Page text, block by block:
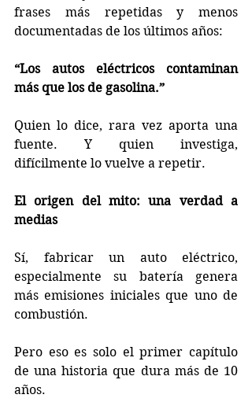
frases más repetidas y menos
documentadas de los últimos años:
“Los autos eléctricos contaminan
más que los de gasolina.”
Quien lo dice, rara vez aporta una
fuente. Y quien investiga,
difícilmente lo vuelve a repetir.
El origen del mito: una verdad a
medias
Sí, fabricar un auto eléctrico,
especialmente su batería genera
más emisiones iniciales que uno de
combustión.
Pero eso es solo el primer capítulo
de una historia que dura más de 10
años.